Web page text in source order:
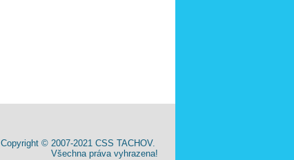
Copyright © 2007-2021 CSS TACHOV.
Všechna práva vyhrazena!